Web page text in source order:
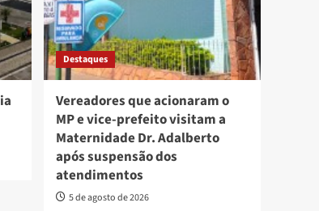
Destaques
Vereadores que acionaram o
MP e vice-prefeito visitam a
Maternidade Dr. Adalberto
após suspensão dos
atendimentos
5 de agosto de 2026